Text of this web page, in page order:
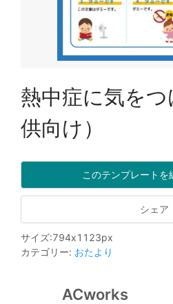
熱中症に気を
供向け）
このテンプレートを
シェア
サイズ:794x1123px
カテゴリー: おたより
ACworks